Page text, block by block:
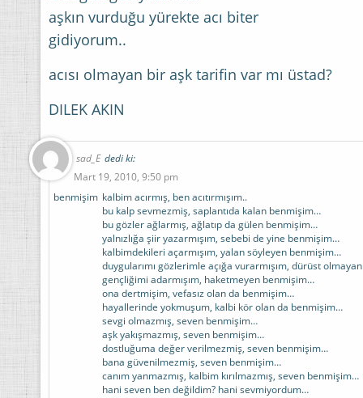
aşkın vurduğu yürekte acı biter
gidiyorum..
acısı olmayan bir aşk tarifin var mı üstad?
DILEK AKIN
sad_E dedi ki:
Mart 19, 2010, 9:50 pm
benmişim kalbim acırmış, ben acıtırmışım..
bu kalp sevmezmiş, saplantıda kalan benmişim…
bu gözler ağlarmış, ağlatıp da gülen benmişim…
yalnızlığa şiir yazarmışım, sebebi de yine benmişim…
kalbimdekileri açarmışım, yalan söyleyen benmişim…
duygularımı gözlerimle açığa vurarmışım, dürüst
gençliğimi adarmışım, haketmeyen benmişim…
ona dertmişim, vefasız olan da benmişim…
hayallerinde yokmuşum, kalbi kör olan da benmişim…
sevgi olmazmış, seven benmişim…
aşk yakışmazmış, seven benmişim…
dostluğuma değer verilmezmiş, seven benmişim…
bana güvenilmezmiş, seven benmişim…
canım yanmazmış, kalbim kırılmazmış, seven benmişim…
hani seven ben değildim? hani sevmiyordum…